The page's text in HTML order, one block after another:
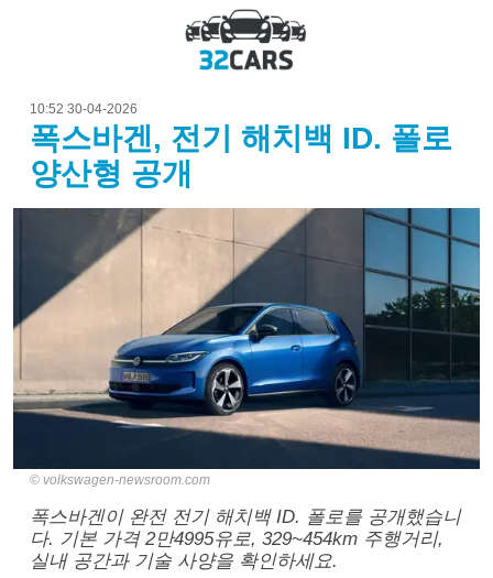
10:52 30-04-2026
폭스바겐, 전기 해치백 ID. 폴로
양산형 공개
volkswagen-newsroom.com
폭스바겐이 완전 전기 해치백 ID. 폴로를 공개했습니
다. 기본 가격 2만4995유로, 329~454km 주행거리,
실내 공간과 기술 사양을 확인하세요.